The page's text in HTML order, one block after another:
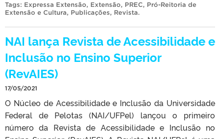
Tags: Expressa Extensão, Extensão, PREC, Pró-Reitoria de
Extensão e Cultura, Publicações, Revista.
NAI lança Revista de Acessibilidade e
Inclusão no Ensino Superior
(RevAIES)
17/05/2021
O Núcleo de Acessibilidade e Inclusão da Universidade
Federal de Pelotas (NAI/UFPel) lançou o primeiro
número da Revista de Acessibilidade e Inclusão no